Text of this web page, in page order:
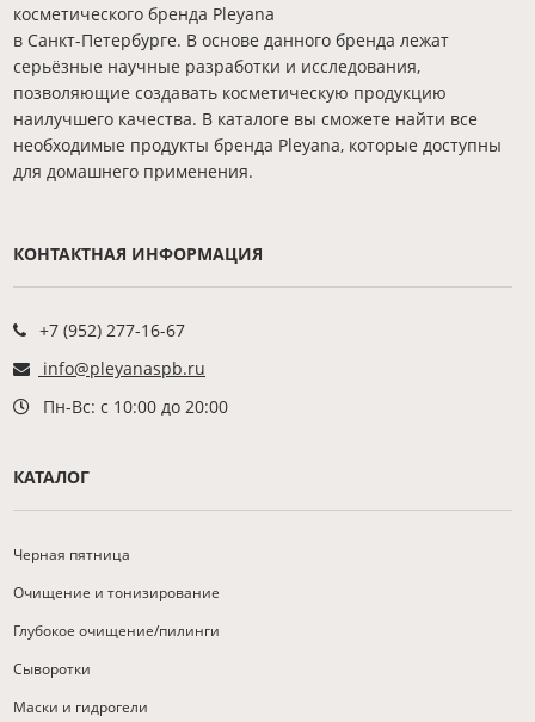
косметического бренда Pleyana
в Санкт-Петербурге. В основе данного бренда лежат
серьёзные научные разработки и исследования,
позволяющие создавать косметическую продукцию
наилучшего качества. В каталоге вы сможете найти все
необходимые продукты бренда Pleyana, которые доступны
для домашнего применения.
КОНТАКТНАЯ ИНФОРМАЦИЯ
+7 (952) 277-16-67
info@pleyanaspb.ru
Пн-Вс: с 10:00 до 20:00
КАТАЛОГ
Черная пятница
Очищение и тонизирование
Глубокое очищение/пилинги
Сыворотки
Маски и гидрогели